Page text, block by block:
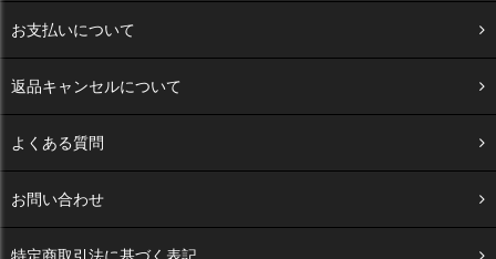
お支払いについて
返品キャンセルについて
よくある質問
お問い合わせ